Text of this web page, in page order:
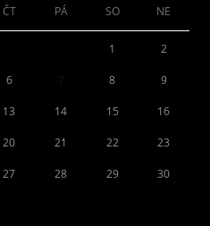
ČT PÁ SO NE
1 2
6 8 9
13 14 15 16
20 21 22 23
27 28 29 30